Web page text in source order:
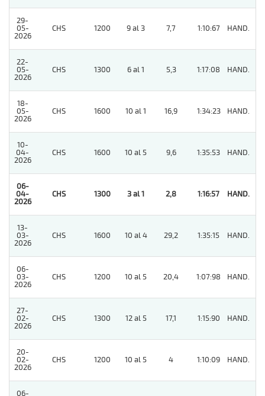
29-
05-
2026
CHS 1200 9 al 3 7,7 1:10:67 HAND.
22-
05-
2026
CHS 1300 6 al 1 5,3 1:17:08 HAND.
18-
05-
2026
CHS 1600 10 al 1 16,9 1:34:23 HAND.
10-
04-
2026
CHS 1600 10 al 5 9,6 1:35:53 HAND.
06-
04-
2026
CHS 1300 3 al 1 2,8 1:16:57 HAND.
13-
03-
2026
CHS 1600 10 al 4 29,2 1:35:15 HAND.
06-
03-
2026
CHS 1200 10 al 5 20,4 1:07:98 HAND.
27-
02-
2026
CHS 1300 12 al 5 17,1 1:15:90 HAND.
20-
02-
2026
CHS 1200 10 al 5 4 1:10:09 HAND.
06-